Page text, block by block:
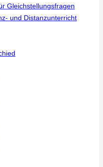
Gleichstellungsfragen
und Distanzunterricht